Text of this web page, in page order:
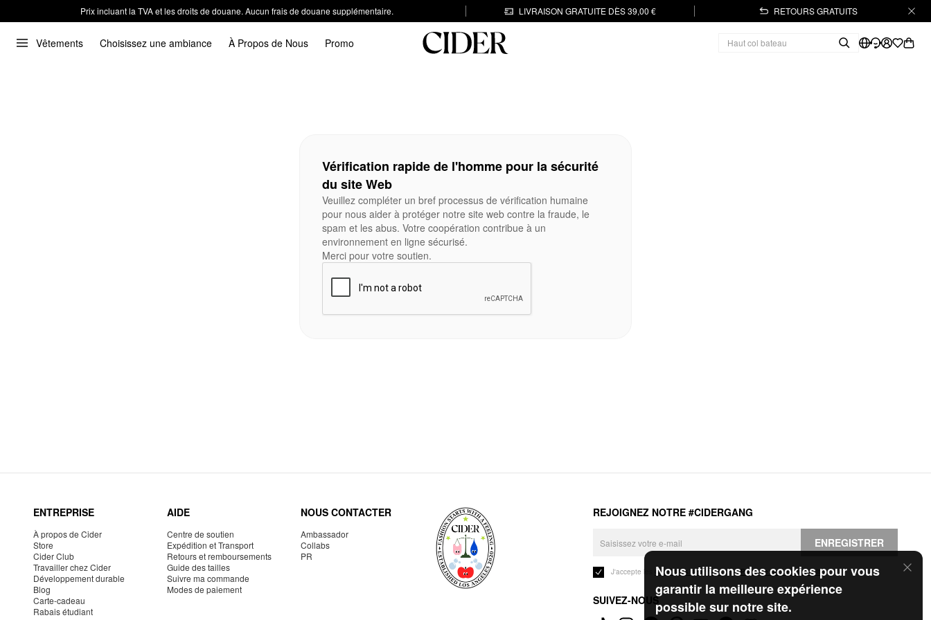
Prix incluant la TVA et les droits de douane. Aucun frais de douane supplémentaire. LIVRAISON GRATUITE DÈS 39,00 € RETOURS GRATUITS
Vêtements Choisissez une ambiance À Propos de Nous Promo
Nous utilisons des cookies pour vous
garantir la meilleure expérience
possible sur notre site.
Vérification rapide de l'homme pour la sécurité
du site Web
Veuillez compléter un bref processus de vérification humaine
pour nous aider à protéger notre site web contre la fraude, le
spam et les abus. Votre coopération contribue à un
environnement en ligne sécurisé.
Merci pour votre soutien.
ENTREPRISE
À propos de Cider
Store
Cider Club
Travailler chez Cider
Développement durable
Blog
Carte-cadeau
Rabais étudiant
AIDE
Centre de soutien
Expédition et Transport
Retours et remboursements
Guide des tailles
Suivre ma commande
Modes de paiement
NOUS CONTACTER
Ambassador
Collabs
PR
REJOIGNEZ NOTRE #CIDERGANG
ENREGISTRER
J'accepte les Conditions généraleset laPolitique de confidentialité.
SUIVEZ-NOUS